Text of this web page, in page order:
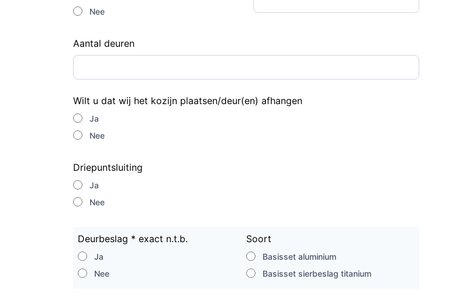
Nee
Aantal deuren
Wilt u dat wij het kozijn plaatsen/deur(en) afhangen
Ja
Nee
Driepuntsluiting
Ja
Nee
Deurbeslag * exact n.t.b.
Ja
Nee
Soort
Basisset aluminium
Basisset sierbeslag titanium